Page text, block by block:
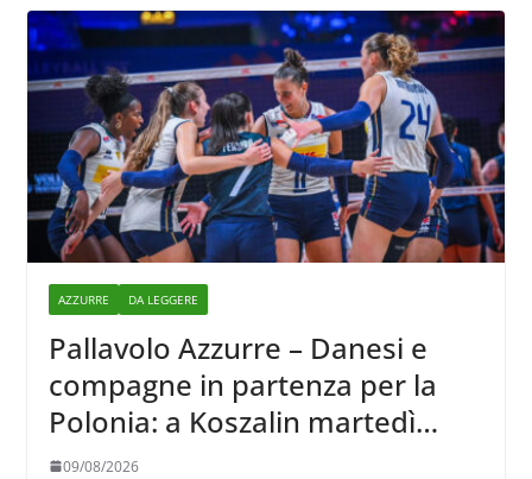
AZZURRE DA LEGGERE
Pallavolo Azzurre – Danesi e
compagne in partenza per la
Polonia: a Koszalin martedì
giocano contro la Francia
09/08/2026